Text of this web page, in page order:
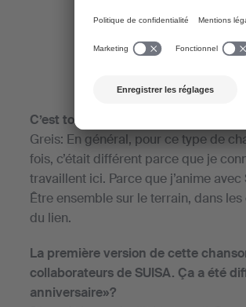
C’est toi qui as composé la
Greis: En général, pour ce type de
fois, c’était différent parce que je
travaillent ici. Parce que j’anime
Être ensemble sur le terrain, dans
du lien.
La première version de cette
collaborateurs de SUISA. Ça a été
anniversaire»?